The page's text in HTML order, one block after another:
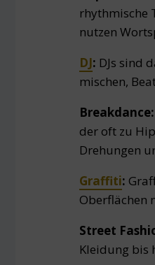
rhythmische
nutzen
DJ: DJs sind
mischen,
Breakdance:
der oft zu
Drehungen
Graffiti:
Oberflächen
Street
Kleidung bis